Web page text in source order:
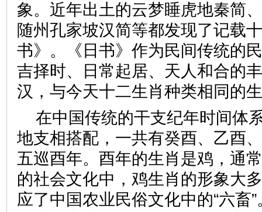
象。近年出土的云梦睡虎地秦简
随州孔家坡汉简等都发现了记载
书》。《日书》作为民间传统的
吉择时、日常起居、天人和合的
汉，与今天十二生肖种类相同的
在中国传统的干支纪年时间体
地支相搭配，一共有癸酉、乙酉
五巡酉年。酉年的生肖是鸡，通
的社会文化中，鸡生肖的形象大
应了中国农业民俗文化中的“六畜